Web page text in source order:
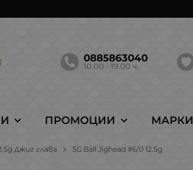
0885863040
10.00 - 19.00 ч.
ПРОМОЦИИ МАРКИ
Джиг глава SG Ball Jighead #6/0 12.5g